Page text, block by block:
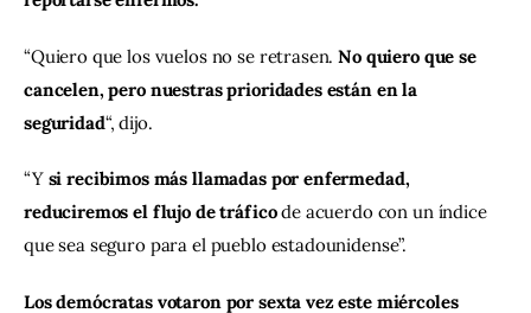
“Quiero que los vuelos no se retrasen. No quiero que se
cancelen, pero nuestras prioridades están en la
seguridad“, dijo.
“Y si recibimos más llamadas por enfermedad,
reduciremos el flujo de tráfico de acuerdo con un índice
que sea seguro para el pueblo estadounidense”.
Los demócratas votaron por sexta vez este miércoles